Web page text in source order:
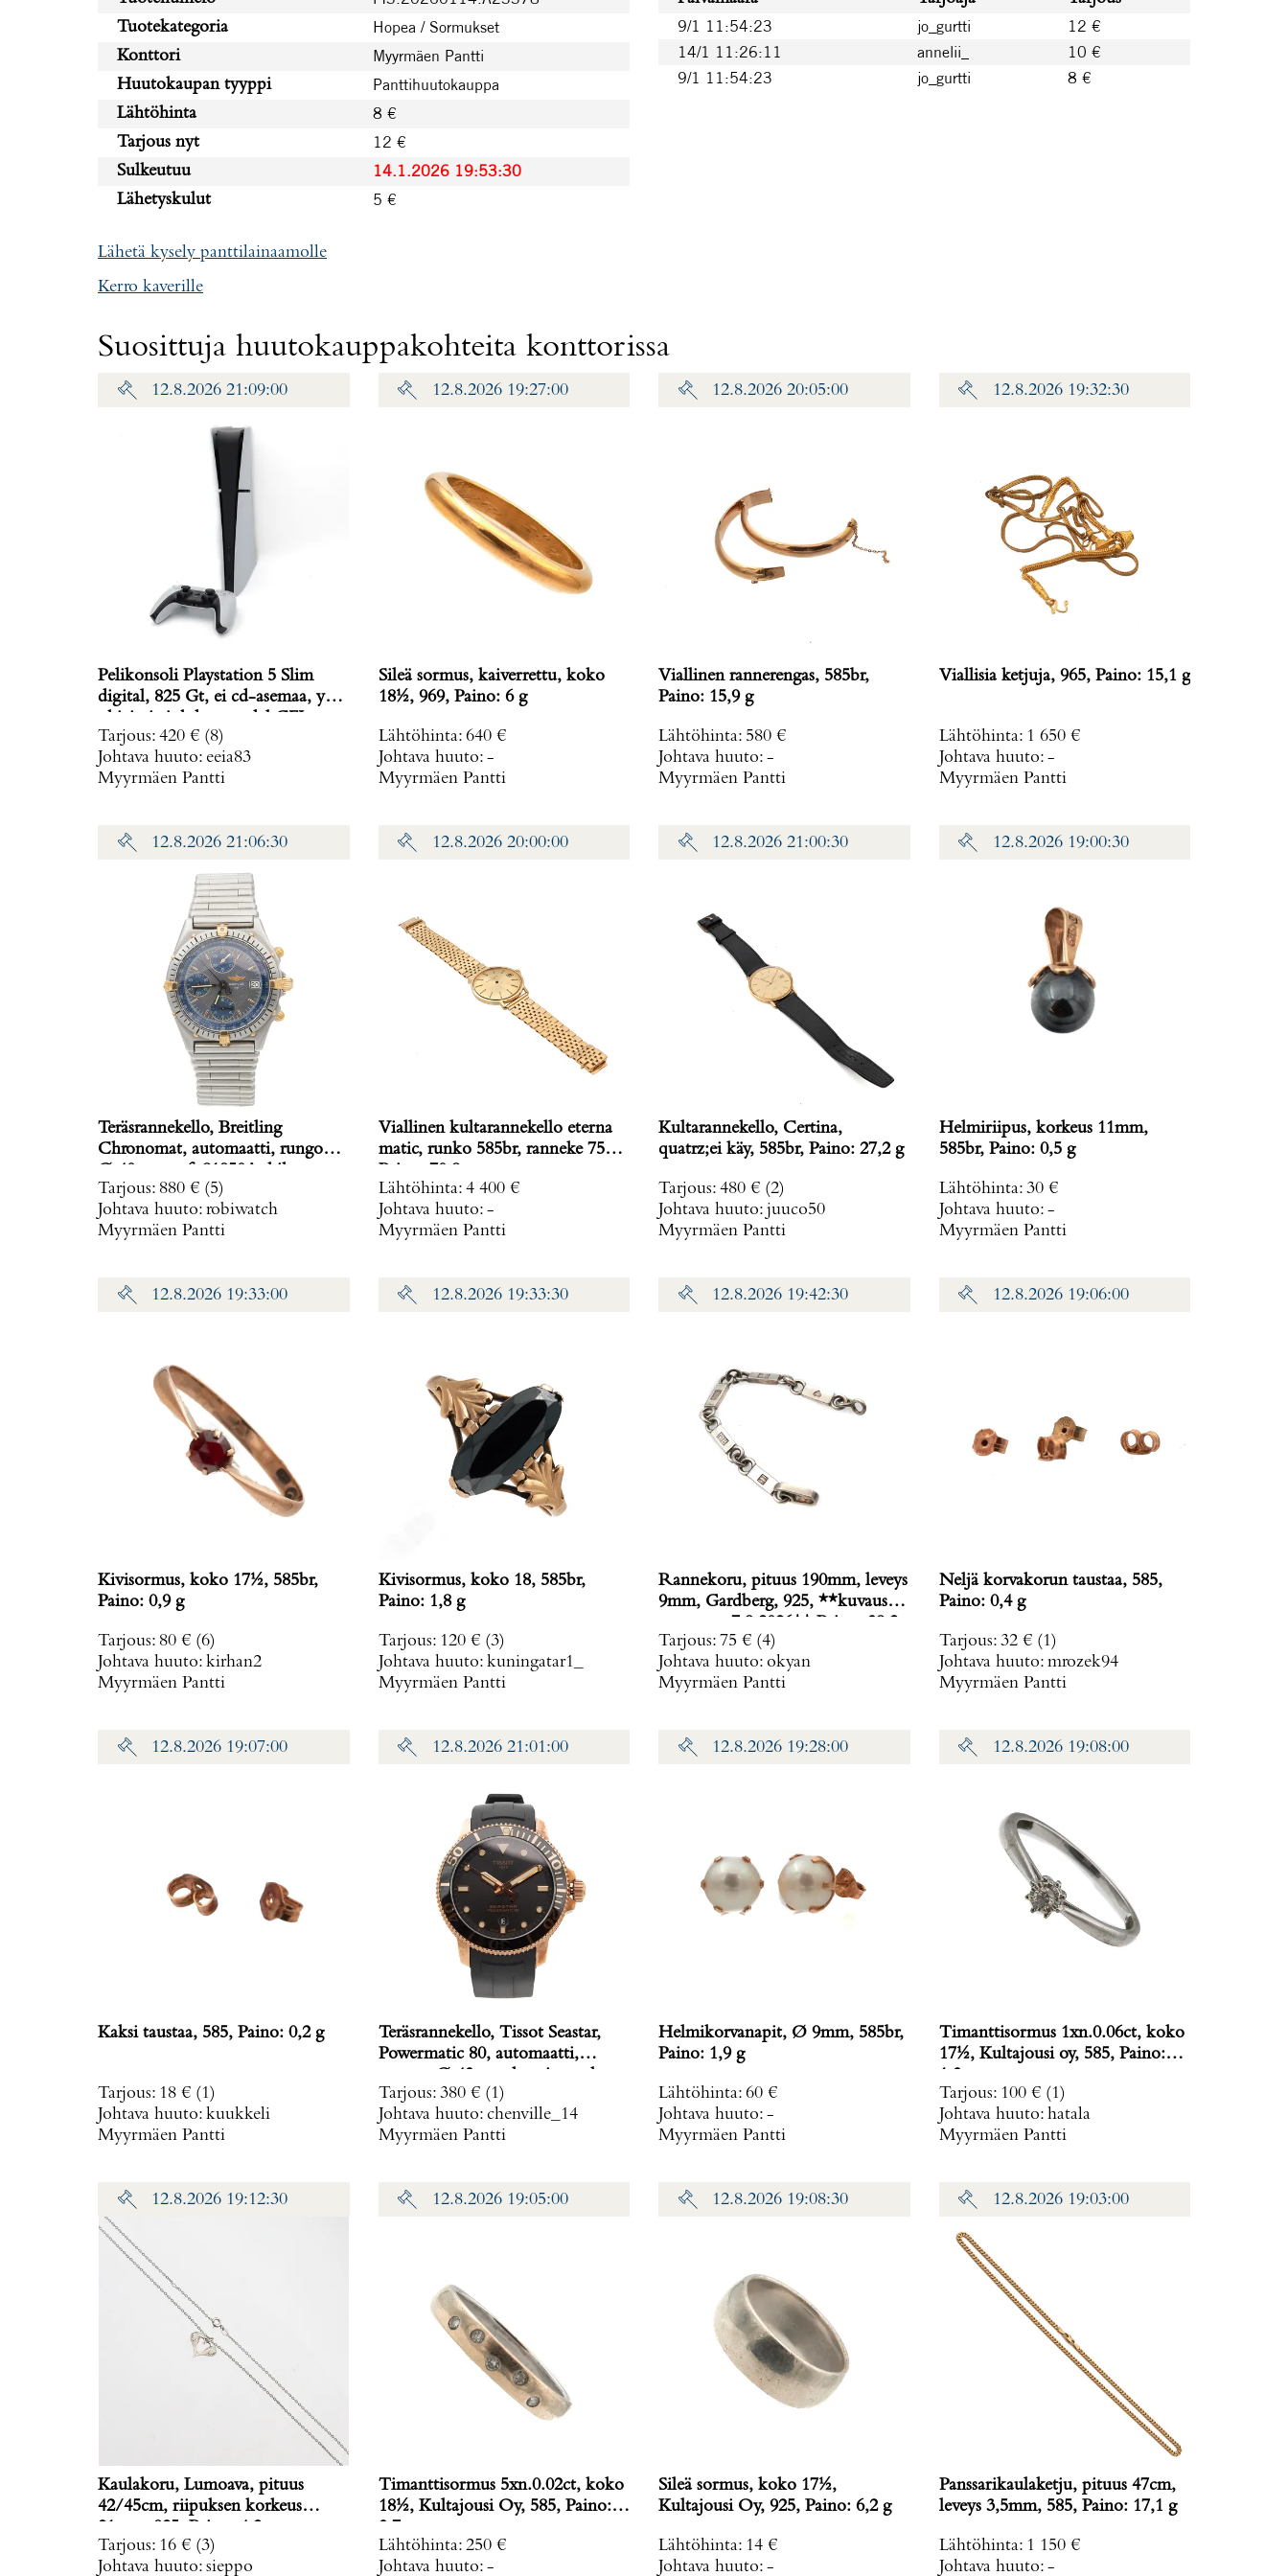
Tuotekategoria Hopea / Sormukset
Konttori Myyrmäen Pantti
Huutokaupan tyyppi Panttihuutokauppa
Lähtöhinta 8 €
Tarjous nyt 12 €
Sulkeutuu 14.1.2026 19:53:30
Lähetyskulut 5 €
Lähetä kysely panttilainaamolle
Kerro kaverille
9/1 11:54:23 jo_gurtti
12 €
14/1 11:26:11
annelii_
10 €
9/1 11:54:23
jo_gurtti 8 €
Suosittuja huutokauppakohteita konttorissa
12.8.2026 21:09:00
Pelikonsoli Playstation 5 Slim
digital, 825 Gt, ei cd-asemaa, yksi
2016,
Tarjous: 420 € (8)
Johtava huuto: eeia83
Myyrmäen Pantti
12.8.2026 19:27:00
Sileä sormus, kaiverrettu, koko
18½, 969, Paino: 6 g
Lähtöhinta: 640 €
Johtava huuto: -
Myyrmäen Pantti
12.8.2026 20:05:00
Viallinen rannerengas, 585br,
Paino: 15,9 g
Lähtöhinta: 580 €
Johtava huuto: -
Myyrmäen Pantti
12.8.2026 19:32:30
Viallisia ketjuja, 965, Paino: 15,1 g
Lähtöhinta: 1 650 €
Johtava huuto: -
Myyrmäen Pantti
12.8.2026 21:06:30
Teräsrannekello, Breitling
Chronomat, automaatti, rungon
pituus 160mm, nupista pala
irronnut, hihnan kiinnitys löysä,
laatikko, Paino: 0 g
Tarjous: 880 € (5)
Johtava huuto: robiwatch
Myyrmäen Pantti
12.8.2026 20:00:00
Viallinen kultarannekello eterna
matic, runko 585br, ranneke 750,
Lähtöhinta: 4 400 €
Johtava huuto: -
Myyrmäen Pantti
12.8.2026 21:00:30
Kultarannekello, Certina,
quatrz;ei käy, 585br, Paino: 27,2 g
Tarjous: 480 € (2)
Johtava huuto: juuco50
Myyrmäen Pantti
12.8.2026 19:00:30
Helmiriipus, korkeus 11mm,
585br, Paino: 0,5 g
Lähtöhinta: 30 €
Johtava huuto: -
Myyrmäen Pantti
12.8.2026 19:33:00
Kivisormus, koko 17½, 585br,
Paino: 0,9 g
Tarjous: 80 € (6)
Johtava huuto: kirhan2
Myyrmäen Pantti
12.8.2026 19:33:30
Kivisormus, koko 18, 585br,
Paino: 1,8 g
Tarjous: 120 € (3)
Johtava huuto: kuningatar1_
Myyrmäen Pantti
12.8.2026 19:42:30
Rannekoru, pituus 190mm, leveys
9mm, Gardberg, 925, **kuvausta
g
Tarjous: 75 € (4)
Johtava huuto: okyan
Myyrmäen Pantti
12.8.2026 19:06:00
Neljä korvakorun taustaa, 585,
Paino: 0,4 g
Tarjous: 32 € (1)
Johtava huuto: mrozek94
Myyrmäen Pantti
12.8.2026 19:07:00
Kaksi taustaa, 585, Paino: 0,2 g
Tarjous: 18 € (1)
Johtava huuto: kuukkeli
Myyrmäen Pantti
12.8.2026 21:01:00
Teräsrannekello, Tissot Seastar,
Powermatic 80, automaatti,
ref. T120407A,
Tarjous: 380 € (1)
Johtava huuto: chenville_14
Myyrmäen Pantti
12.8.2026 19:28:00
Helmikorvanapit, Ø 9mm, 585br,
Paino: 1,9 g
Lähtöhinta: 60 €
Johtava huuto: -
Myyrmäen Pantti
12.8.2026 19:08:00
Timanttisormus 1xn.0.06ct, koko
17½, Kultajousi oy, 585, Paino:
Tarjous: 100 € (1)
Johtava huuto: hatala
Myyrmäen Pantti
12.8.2026 19:12:30
Kaulakoru, Lumoava, pituus
42/45cm, riipuksen korkeus
Tarjous: 16 € (3)
Johtava huuto: sieppo
12.8.2026 19:05:00
Timanttisormus 5xn.0.02ct, koko
18½, Kultajousi Oy, 585, Paino:
Lähtöhinta: 250 €
Johtava huuto: -
12.8.2026 19:08:30
Sileä sormus, koko 17½,
Kultajousi Oy, 925, Paino: 6,2 g
Lähtöhinta: 14 €
Johtava huuto: -
12.8.2026 19:03:00
Panssarikaulaketju, pituus 47cm,
leveys 3,5mm, 585, Paino: 17,1 g
Lähtöhinta: 1 150 €
Johtava huuto: -